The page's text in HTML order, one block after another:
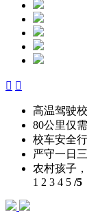
 
高温驾驶
80公里仅
校车安全
严守一日
农村孩子
1 2 3 4 5 /5